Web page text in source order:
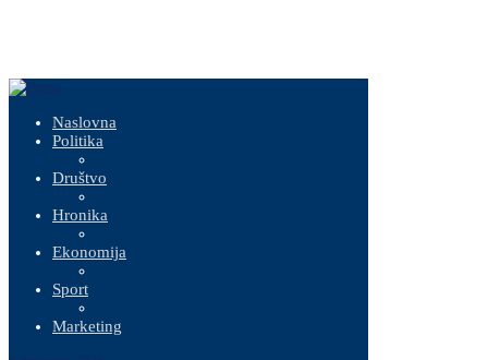
Naslovna
Politika
Društvo
Hronika
Ekonomija
Sport
Marketing